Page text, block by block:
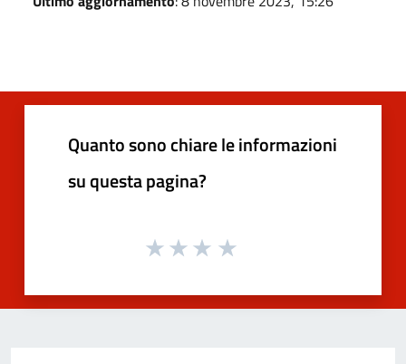
Quanto sono chiare le informazioni
su questa pagina?